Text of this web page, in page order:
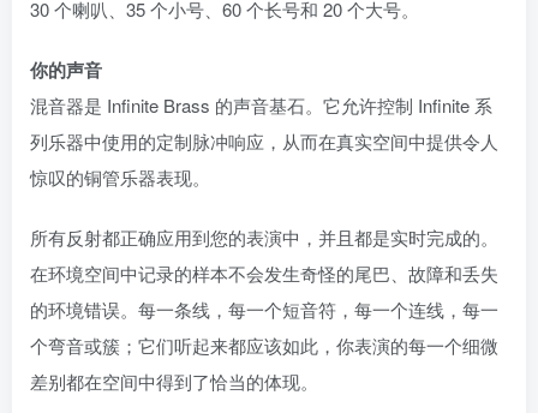
30 个喇叭、35 个小号、60 个长号和 20 个大号。
你的声音
混音器是 Infinite Brass 的声音基石。它允许控制 Infinite 系
列乐器中使用的定制脉冲响应，从而在真实空间中提供令人
惊叹的铜管乐器表现。
所有反射都正确应用到您的表演中，并且都是实时完成的。
在环境空间中记录的样本不会发生奇怪的尾巴、故障和丢失
的环境错误。每一条线，每一个短音符，每一个连线，每一
个弯音或簇；它们听起来都应该如此，你表演的每一个细微
差别都在空间中得到了恰当的体现。